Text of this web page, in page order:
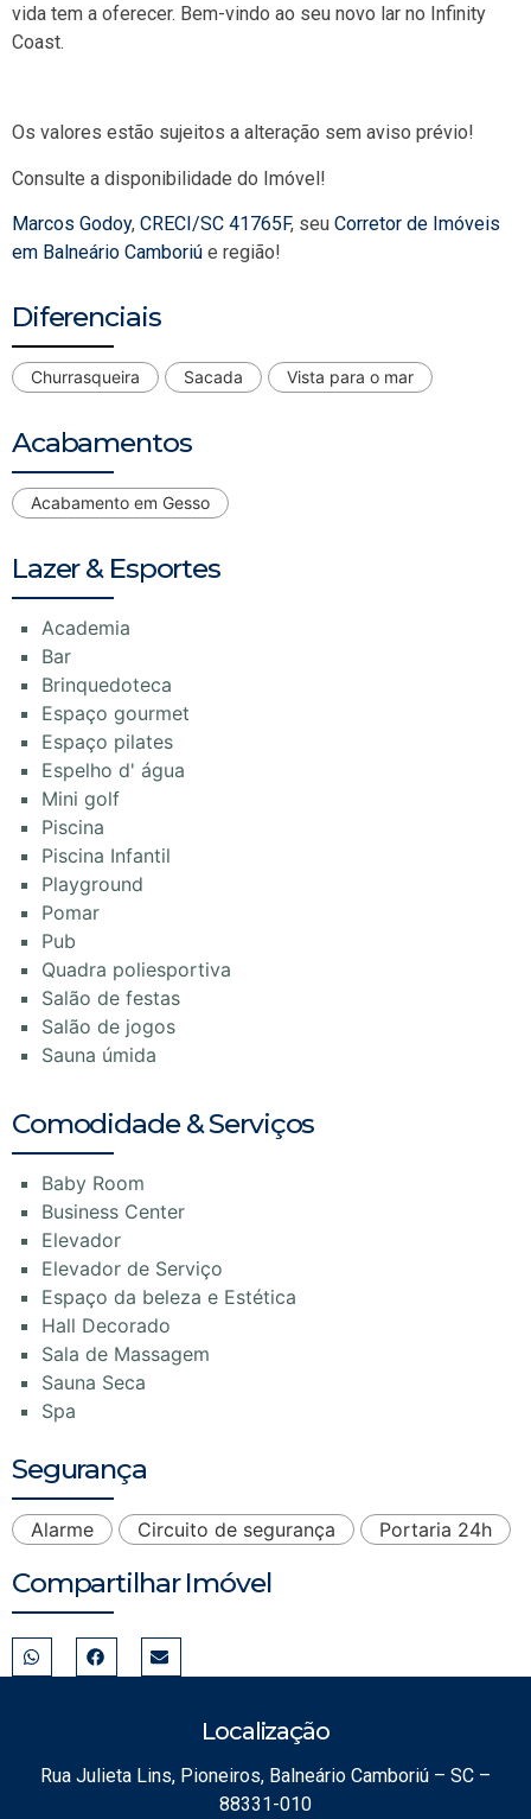
vida tem a oferecer. Bem-vindo ao seu novo lar no Infinity
Coast.
Os valores estão sujeitos a alteração sem aviso prévio!
Consulte a disponibilidade do Imóvel!
Marcos Godoy, CRECI/SC 41765F, seu Corretor de Imóveis
em Balneário Camboriú e região!
Diferenciais
Churrasqueira Sacada Vista para o mar
Acabamentos
Acabamento em Gesso
Lazer & Esportes
Academia
Bar
Brinquedoteca
Espaço gourmet
Espaço pilates
Espelho d' água
Mini golf
Piscina
Piscina Infantil
Playground
Pomar
Pub
Quadra poliesportiva
Salão de festas
Salão de jogos
Sauna úmida
Comodidade & Serviços
Baby Room
Business Center
Elevador
Elevador de Serviço
Espaço da beleza e Estética
Hall Decorado
Sala de Massagem
Sauna Seca
Spa
Segurança
Alarme Circuito de segurança Portaria 24h
Compartilhar Imóvel
Localização
Rua Julieta Lins, Pioneiros, Balneário Camboriú – SC –
88331-010